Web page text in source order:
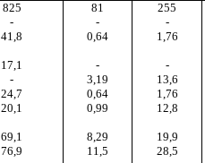
825 81 255
- - -
41,8 0,64 1,76
17,1 - -
- 3,19 13,6
24,7 0,64 1,76
20,1 0,99 12,8
69,1 8,29 19,9
76,9 11,5 28,5